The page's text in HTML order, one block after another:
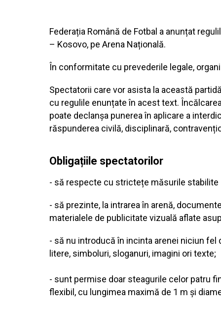
Federația Română de Fotbal a anunțat
– Kosovo, pe Arena Națională.
În conformitate cu prevederile legale,
Spectatorii care vor asista la această
cu regulile enunțate în acest text.
poate declanșa punerea în aplicare a
răspunderea civilă, disciplinară,
Obligațiile spectatorilor
- să respecte cu strictețe măsurile stabilite
- să prezinte, la intrarea în arenă,
materialele de publicitate vizuală aflate
- să nu introducă în incinta arenei niciun
litere, simboluri, sloganuri, imagini ori texte;
- sunt permise doar steagurile celor patru
flexibil, cu lungimea maximă de 1 m și